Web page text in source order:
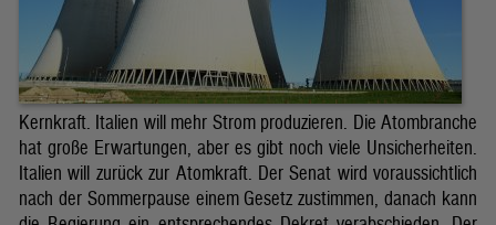
Kernkraft. Italien will mehr Strom produzieren. Die Atombranche
hat große Erwartungen, aber es gibt noch viele Unsicherheiten.
Italien will zurück zur Atomkraft. Der Senat wird voraussichtlich
nach der Sommerpause einem Gesetz zustimmen, danach kann